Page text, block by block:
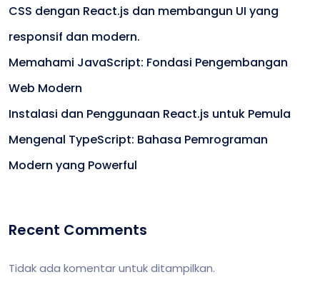
CSS dengan React.js dan membangun UI yang
responsif dan modern.
Memahami JavaScript: Fondasi Pengembangan
Web Modern
Instalasi dan Penggunaan React.js untuk Pemula
Mengenal TypeScript: Bahasa Pemrograman
Modern yang Powerful
Recent Comments
Tidak ada komentar untuk ditampilkan.